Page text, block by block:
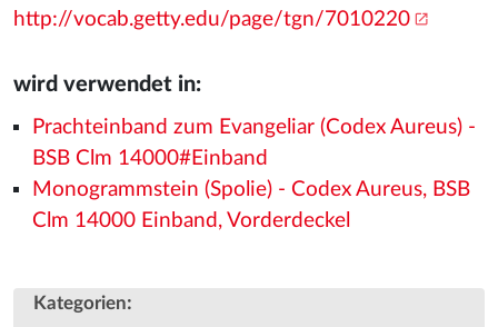
http://vocab.getty.edu/page/tgn/7010220
wird verwendet in:
Prachteinband zum Evangeliar (Codex Aureus) -
BSB Clm 14000#Einband
Monogrammstein (Spolie) - Codex Aureus, BSB
Clm 14000 Einband, Vorderdeckel
Kategorien: